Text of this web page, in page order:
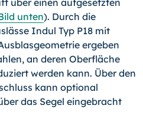
über einen aufgesetzten
unten). Durch die
Indul Typ P18 mit
ergeben
an deren Oberfläche
werden kann. Über den
kann optional
das Segel eingebracht